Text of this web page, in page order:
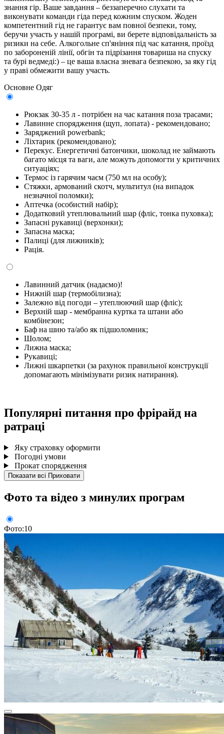
знання гір. Ваше завдання – беззаперечно слухати та
виконувати команди гіда перед кожним спуском. Жоден
компетентний гід не гарантує вам повної безпеки, тому,
беручи участь у нашій програмі, ви берете відповідальність за
ризики на себе. Алкогольне сп'яніння під час катання, проїзд
по забороненій лінії, обгін та підрізання товариша на спуску
та бурі ведмеді:) – це ваша власна зневага безпекою, за яку гід
у праві обмежити вашу участь.
Основне Одяг
Рюкзак 30-35 л - потрібен на час катання поза трасами;
Лавинне спорядження (щуп, лопата) - рекомендовано;
Заряджений powerbank;
Ліхтарик (рекомендовано);
Перекус. Енергетичні батончики, шоколад не займають
багато місця та ваги, але можуть допомогти у критичних
ситуаціях;
Термос із гарячим чаєм (750 мл на особу);
Стяжки, армований скотч, мультитул (на випадок
незначної поломки);
Аптечка (особистий набір);
Додатковий утеплювальний шар (фліс, тонка пуховка);
Запасні рукавиці (верхонки);
Запасна маска;
Палиці (для лижників);
Рація.
Лавинний датчик (надаємо)!
Нижній шар (термобілизна);
Залежно від погоди – утеплюючий шар (фліс);
Верхній шар - мембранна куртка та штани або
комбінезон;
Баф на шию та/або як підшоломник;
Шолом;
Лижна маска;
Рукавиці;
Лижні шкарпетки (за рахунок правильної конструкції
допомагають мінімізувати ризик натирання).
Популярні питання про фрірайд на
ратраці
Яку страховку оформити
Погодні умови
Прокат спорядження
Показати всі Приховати
Фото та відео з минулих програм
Фото:10